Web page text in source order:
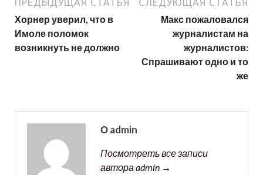
ПРЕДЫДУЩАЯ СТАТЬЯ
Хорнер уверил, что в
Имоле поломок
возникнуть не должно
СЛЕДУЮЩАЯ СТАТЬЯ
Макс пожаловался
журналистам на
журналистов:
Спрашивают одно и то
же
О admin
Посмотреть все записи
автора admin →